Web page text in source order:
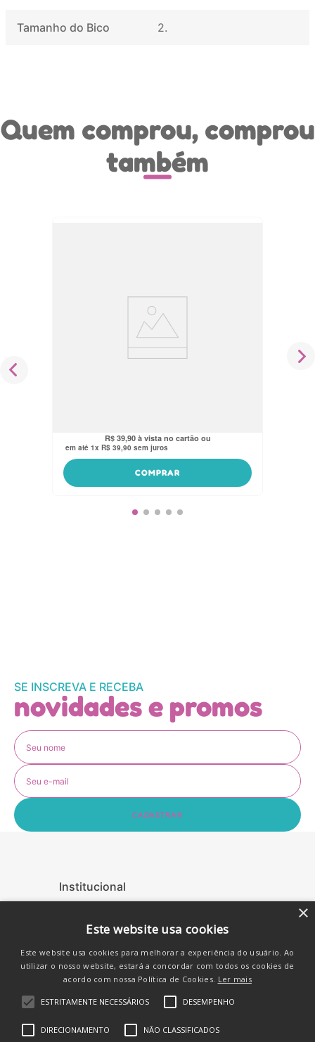
Tamanho do Bico 2
Quem comprou, comprou
também
R$ 39,90
em até 1x R$ 39,90 sem juros
COMPRAR
SE INSCREVA E RECEBA
novidades e promos
CADASTRAR
Institucional
Atendimento
Siga-nos nas Redes
×
Este website usa cookies
Este website usa cookies para melhorar a experiência do usuário. Ao
utilizar o nosso website, estará a concordar com todos os cookies de
acordo com nossa Política de Cookies. Ler mais
ESTRITAMENTE NECESSÁRIOS DESEMPENHO
DIRECIONAMENTO NÃO CLASSIFICADOS